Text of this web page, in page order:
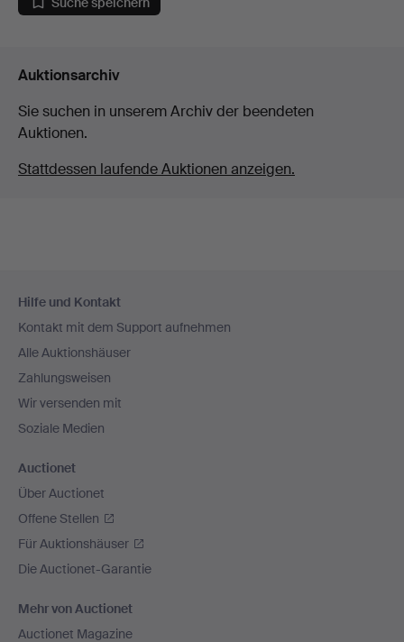
Auktionsarchiv
Sie suchen in unserem Archiv der beendeten
Auktionen.
Stattdessen laufende Auktionen anzeigen.
Navigation
Hilfe und Kontakt
Kontakt mit dem Support aufnehmen
Alle Auktionshäuser
Zahlungsweisen
Wir versenden mit
Soziale Medien
Auctionet
Über Auctionet
Offene Stellen
Für Auktionshäuser
Die Auctionet-Garantie
Mehr von Auctionet
Auctionet Magazine